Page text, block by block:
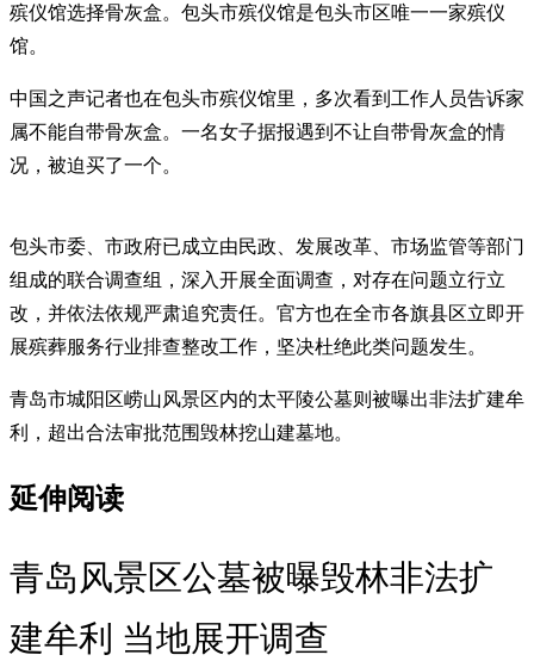
殡仪馆选择骨灰盒。包头市殡仪馆是包头市区唯一一家殡仪
馆。
中国之声记者也在包头市殡仪馆里，多次看到工作人员告诉家
属不能自带骨灰盒。一名女子据报遇到不让自带骨灰盒的情
况，被迫买了一个。
包头市委、市政府已成立由民政、发展改革、市场监管等部门
组成的联合调查组，深入开展全面调查，对存在问题立行立
改，并依法依规严肃追究责任。官方也在全市各旗县区立即开
展殡葬服务行业排查整改工作，坚决杜绝此类问题发生。
青岛市城阳区崂山风景区内的太平陵公墓则被曝出非法扩建牟
利，超出合法审批范围毁林挖山建墓地。
延伸阅读
青岛风景区公墓被曝毁林非法扩
建牟利 当地展开调查